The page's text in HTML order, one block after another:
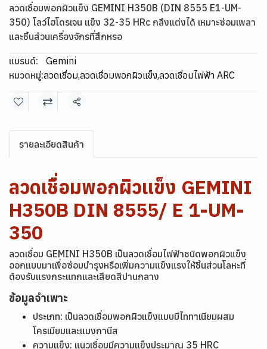
ลวดเชื่อมพอกผิวแข็ง GEMINI H350B (DIN 8555 E1-UM-
350) โลว์ไฮโดรเจน แข็ง 32-35 HRc กลึงแต่งได้ เหมาะซ่อมเพลา
และชิ้นส่วนเครื่องจักรที่สึกหรอ
แบรนด์:
Gemini
หมวดหมู่:ลวดเชื่อม,ลวดเชื่อมพอกผิวแข็ง,ลวดเชื่อมไฟฟ้า ARC
แชร์
รายละเอียดสินค้า
ลวดเชื่อมพอกผิวแข็ง GEMINI
H350B DIN 8555/ E 1-UM-
350
ลวดเชื่อม GEMINI H350B เป็นลวดเชื่อมไฟฟ้าชนิดพอกผิวแข็ง
ออกแบบมาเพื่อซ่อมบำรุงหรือเพิ่มความแข็งแรงให้ชิ้นส่วนโลหะที่
ต้องรับแรงกระแทกและเสียดสีปานกลาง
ข้อมูลจำเพาะ
ประเภท: เป็นลวดเชื่อมพอกผิวแข็งแบบมีไททาเนียมผสม
โครเมียมและแมงกานีส
ความแข็ง: แนวเชื่อมมีความแข็งประมาณ 35 HRC